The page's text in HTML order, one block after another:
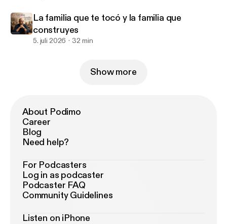
La familia que te tocó y la familia que
construyes
5. juli 2026 32 min
Show more
About Podimo
Career
Blog
Need help?
For Podcasters
Log in as podcaster
Podcaster FAQ
Community Guidelines
Listen on iPhone